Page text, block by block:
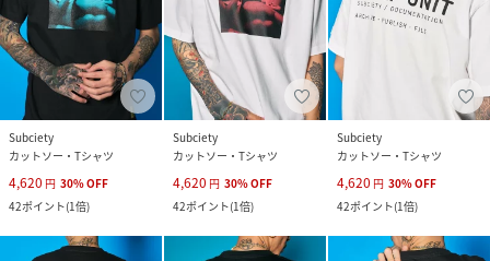
Subciety
カットソー・Tシャツ
4,620 円 30%OFF
42ポイント(1倍)
Subciety
カットソー・Tシャツ
4,620 円 30%OFF
42ポイント(1倍)
Subciety
カットソー・Tシャツ
4,620 円 30%OFF
42ポイント(1倍)